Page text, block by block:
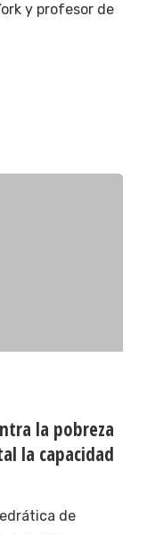
y profesor de
la pobreza
la capacidad
de